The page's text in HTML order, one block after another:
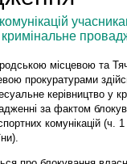
місцевою та
прокуратурами
керівництво у
за фактом
комунікацій (ч.